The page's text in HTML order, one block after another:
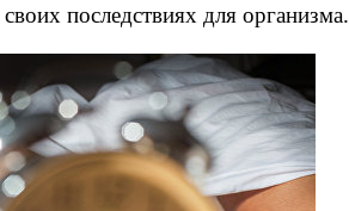
последствиях для организма.